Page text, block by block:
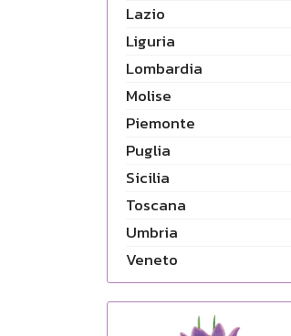
Lazio
Liguria
Lombardia
Molise
Piemonte
Puglia
Sicilia
Toscana
Umbria
Veneto